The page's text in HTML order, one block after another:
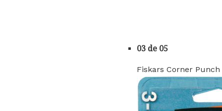
03 de 05
Fiskars Corner Punch